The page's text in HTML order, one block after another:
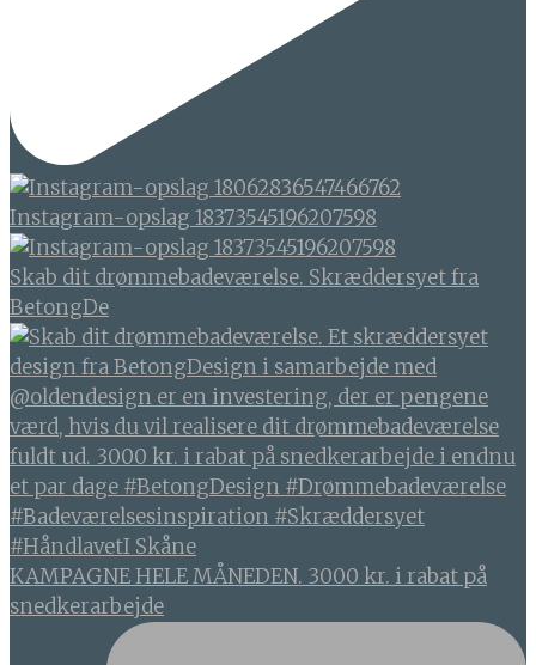
Instagram-opslag 18373545196207598
Skab dit drømmebadeværelse. Skræddersyet fra
BetongDe
KAMPAGNE HELE MÅNEDEN. 3000 kr. i rabat på
snedkerarbejde